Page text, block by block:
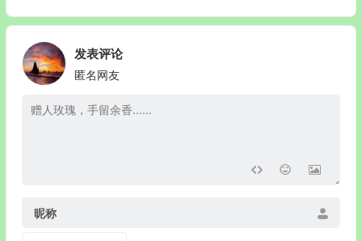
发表评论
匿名网友
昵称